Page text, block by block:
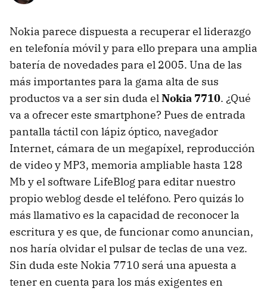
Nokia parece dispuesta a recuperar el liderazgo
en telefonía móvil y para ello prepara una amplia
batería de novedades para el 2005. Una de las
más importantes para la gama alta de sus
productos va a ser sin duda elNokia 7710. ¿Qué
va a ofrecer este smartphone? Pues de entrada
pantalla táctil con lápiz óptico, navegador
Internet, cámara de un megapíxel, reproducción
de video y MP3, memoria ampliable hasta 128
Mb y el software LifeBlog para editar nuestro
propio weblog desde el teléfono. Pero quizás lo
más llamativo es la capacidad de reconocer la
escritura y es que, de funcionar como anuncian,
nos haría olvidar el pulsar de teclas de una vez.
Sin duda este Nokia 7710 será una apuesta a
tener en cuenta para los más exigentes en